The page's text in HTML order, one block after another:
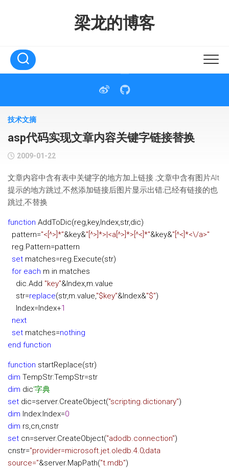
梁龙的博客
技术文摘
asp代码实现文章内容关键字链接替换
2009-01-22
文章内容中含有表中关键字的地方加上链接 ;文章中含有图片Alt
提示的地方跳过,不然添加链接后图片显示出错;已经有链接的也
跳过,不替换
function AddToDic(reg,key,Index,str,dic)
pattern="<[^>]*"&key&" [^>]*>|<a[^>]*>[^<]*"&key&" [^<]*<\/a>"
reg.Pattern=pattern
set matches=reg.Execute(str)
for each m in matches
dic.Add "key"&Index,m.value
str=replace(str,m.value,"$key"&Index&"$")
Index=Index+1
next
set matches=nothing
end function
function startReplace(str)
dim TempStr:TempStr=str
dim dic‘字典
set dic=server.CreateObject("scripting.dictionary")
dim Index:Index=0
dim rs,cn,cnstr
set cn=server.CreateObject("adodb.connection")
cnstr="provider=microsoft.jet.oledb.4.0;data
source="&server.MapPath("t.mdb")